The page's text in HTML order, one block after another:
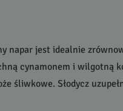
napar jest idealnie
cynamonem i wilgotną
śliwkowe. Słodycz